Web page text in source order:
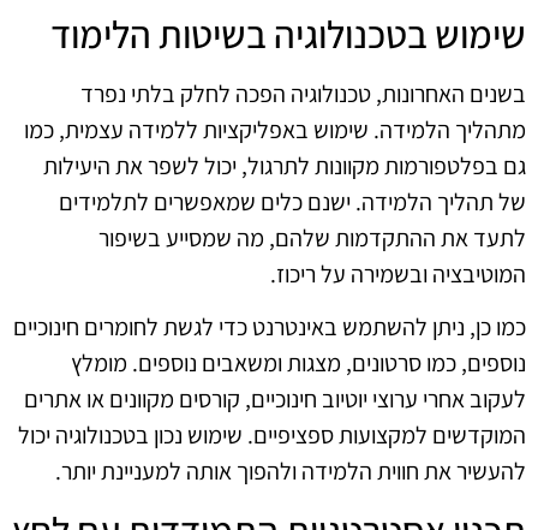
שימוש בטכנולוגיה בשיטות הלימוד
בשנים האחרונות, טכנולוגיה הפכה לחלק בלתי נפרד
מתהליך הלמידה. שימוש באפליקציות ללמידה עצמית, כמו
גם בפלטפורמות מקוונות לתרגול, יכול לשפר את היעילות
של תהליך הלמידה. ישנם כלים שמאפשרים לתלמידים
לתעד את ההתקדמות שלהם, מה שמסייע בשיפור
המוטיבציה ובשמירה על ריכוז.
כמו כן, ניתן להשתמש באינטרנט כדי לגשת לחומרים חינוכיים
נוספים, כמו סרטונים, מצגות ומשאבים נוספים. מומלץ
לעקוב אחרי ערוצי יוטיוב חינוכיים, קורסים מקוונים או אתרים
המוקדשים למקצועות ספציפיים. שימוש נכון בטכנולוגיה יכול
להעשיר את חווית הלמידה ולהפוך אותה למעניינת יותר.